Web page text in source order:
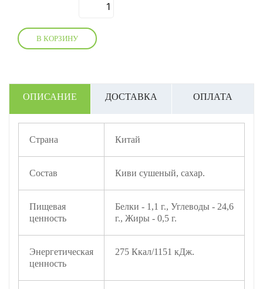
В КОРЗИНУ
ОПИСАНИЕ ДОСТАВКА ОПЛАТА
Страна Китай
Состав Киви сушеный, сахар.
Пищевая
ценность
Белки - 1,1 г., Углеводы - 24,6
г., Жиры - 0,5 г.
Энергетическая
ценность
275 Ккал/1151 кДж.